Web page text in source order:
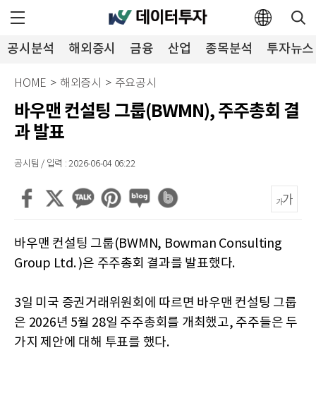
공시분석 해외증시 금융 산업 종목분석 투자뉴스
HOME > 해외증시 > 주요공시
바우맨 컨설팅 그룹(BWMN), 주주총회 결
과 발표
공시팀 / 입력 : 2026-06-04 06:22
바우맨 컨설팅 그룹(BWMN, Bowman Consulting
Group Ltd. )은 주주총회 결과를 발표했다.
3일 미국 증권거래위원회에 따르면 바우맨 컨설팅 그룹
은 2026년 5월 28일 주주총회를 개최했고, 주주들은 두
가지 제안에 대해 투표를 했다.